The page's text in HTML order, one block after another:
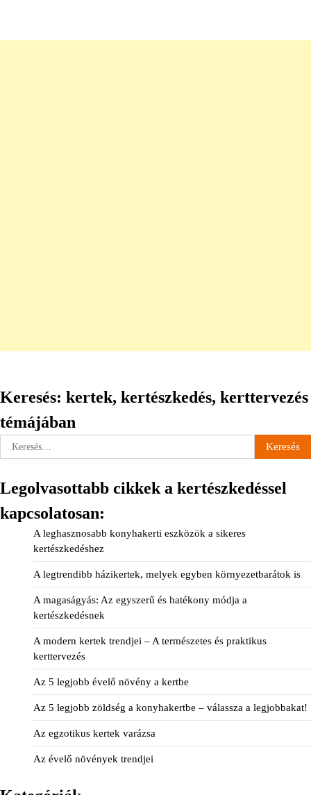
Keresés: kertek, kertészkedés, kerttervezés
témájában
Keresés:
Legolvasottabb cikkek a kertészkedéssel
kapcsolatosan:
A leghasznosabb konyhakerti eszközök a sikeres
kertészkedéshez
A legtrendibb házikertek, melyek egyben környezetbarátok is
A magaságyás: Az egyszerű és hatékony módja a
kertészkedésnek
A modern kertek trendjei – A természetes és praktikus
kerttervezés
Az 5 legjobb évelő növény a kertbe
Az 5 legjobb zöldség a konyhakertbe – válassza a legjobbakat!
Az egzotikus kertek varázsa
Az évelő növények trendjei